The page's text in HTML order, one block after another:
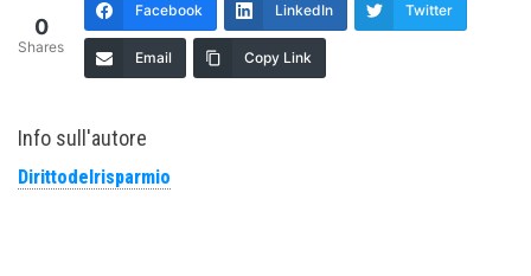
0
Shares
Facebook LinkedIn Twitter
Email Copy Link
Info sull'autore
Dirittodelrisparmio